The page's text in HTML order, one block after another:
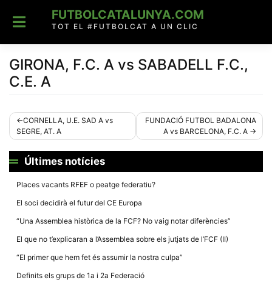
content
FUTBOLCATALUNYA.COM
TOT EL #FUTBOLCAT A UN CLIC
GIRONA, F.C. A vs SABADELL F.C.,
C.E. A
Navegació
d'entrades
CORNELLA, U.E. SAD A vs
SEGRE, AT. A
FUNDACIÓ FUTBOL BADALONA
A vs BARCELONA, F.C. A
Últimes notícies
Places vacants RFEF o peatge federatiu?
El soci decidirà el futur del CE Europa
“Una Assemblea històrica de la FCF? No vaig notar diferències”
El que no t’explicaran a l’Assemblea sobre els jutjats de l’FCF (II)
“El primer que hem fet és assumir la nostra culpa”
Definits els grups de 1a i 2a Federació